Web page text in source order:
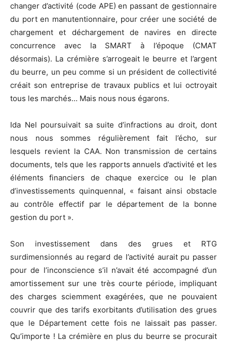
changer d’activité (code APE) en passant de gestionnaire
du port en manutentionnaire, pour créer une société de
chargement et déchargement de navires en directe
concurrence avec la SMART à l’époque (CMAT
désormais). La crémière s’arrogeait le beurre et l’argent
du beurre, un peu comme si un président de collectivité
créait son entreprise de travaux publics et lui octroyait
tous les marchés… Mais nous nous égarons.
Ida Nel poursuivait sa suite d’infractions au droit, dont
nous nous sommes régulièrement fait l’écho, sur
lesquels revient la CAA. Non transmission de certains
documents, tels que les rapports annuels d’activité et les
éléments financiers de chaque exercice ou le plan
d’investissements quinquennal, « faisant ainsi obstacle
au contrôle effectif par le département de la bonne
gestion du port ».
Son investissement dans des grues et RTG
surdimensionnés au regard de l’activité aurait pu passer
pour de l’inconscience s’il n’avait été accompagné d’un
amortissement sur une très courte période, impliquant
des charges sciemment exagérées, que ne pouvaient
couvrir que des tarifs exorbitants d’utilisation des grues
que le Département cette fois ne laissait pas passer.
Qu’importe ! La crémière en plus du beurre se procurait